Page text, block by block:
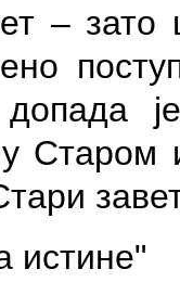
–
истине"